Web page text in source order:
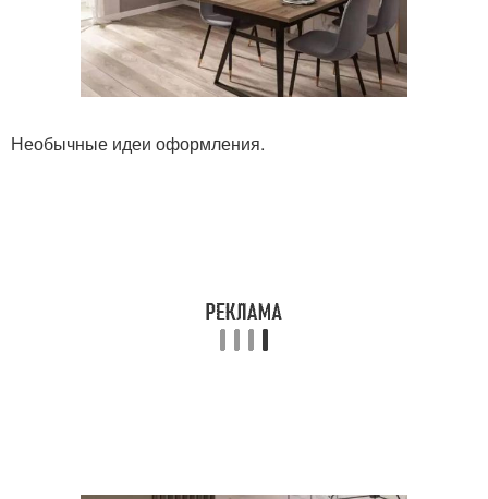
Необычные идеи оформления.